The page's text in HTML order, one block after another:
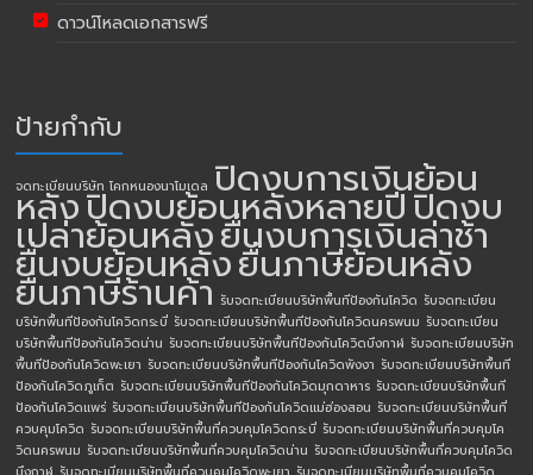
ดาวน์โหลดเอกสารฟรี
ป้ายกำกับ
จดทะเบียนบริษัท โคกหนองนาโมเดล ปิดงบการเงินย้อน
หลังปิดงบย้อนหลังหลายปีปิดงบ
เปล่าย้อนหลังยื่นงบการเงินล่าช้า
ยื่นงบย้อนหลังยื่นภาษีย้อนหลัง
ยื่นภาษีร้านค้า รับจดทะเบียนบริษัทพื้นทีป้องกันโควิด รับจดทะเบียน
บริษัทพื้นทีป้องกันโควิดกระบี่ รับจดทะเบียนบริษัทพื้นทีป้องกันโควิดนครพนม รับจดทะเบียน
บริษัทพื้นทีป้องกันโควิดน่าน รับจดทะเบียนบริษัทพื้นทีป้องกันโควิดบึงกาฬ รับจดทะเบียนบริษัท
พื้นทีป้องกันโควิดพะเยา รับจดทะเบียนบริษัทพื้นทีป้องกันโควิดพังงา รับจดทะเบียนบริษัทพื้นที
ป้องกันโควิดภูเก็ต รับจดทะเบียนบริษัทพื้นทีป้องกันโควิดมุกดาหาร รับจดทะเบียนบริษัทพื้นที
ป้องกันโควิดแพร่ รับจดทะเบียนบริษัทพื้นทีป้องกันโควิดแม่ฮ่องสอน รับจดทะเบียนบริษัทพื้นที่
ควบคุมโควิด รับจดทะเบียนบริษัทพื้นที่ควบคุมโควิดกระบี่ รับจดทะเบียนบริษัทพื้นที่ควบคุมโค
วิดนครพนม รับจดทะเบียนบริษัทพื้นที่ควบคุมโควิดน่าน รับจดทะเบียนบริษัทพื้นที่ควบคุมโควิด